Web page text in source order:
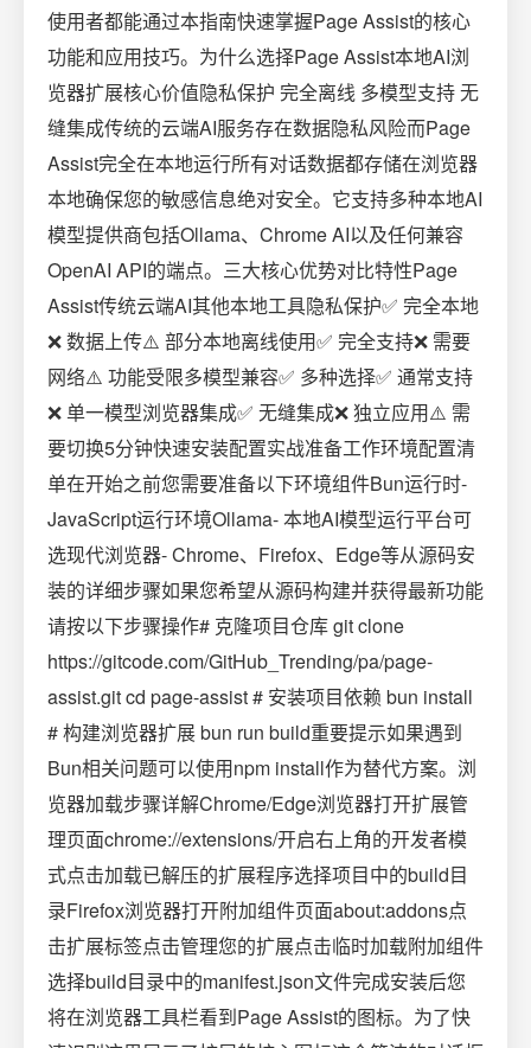
使用者都能通过本指南快速掌握Page Assist的核心
功能和应用技巧。为什么选择Page Assist本地AI浏
览器扩展核心价值隐私保护 完全离线 多模型支持 无
缝集成传统的云端AI服务存在数据隐私风险而Page
Assist完全在本地运行所有对话数据都存储在浏览器
本地确保您的敏感信息绝对安全。它支持多种本地AI
模型提供商包括Ollama、Chrome AI以及任何兼容
OpenAI API的端点。三大核心优势对比特性Page
Assist传统云端AI其他本地工具隐私保护✅ 完全本地
❌ 数据上传⚠️ 部分本地离线使用✅ 完全支持❌ 需要
网络⚠️ 功能受限多模型兼容✅ 多种选择✅ 通常支持
❌ 单一模型浏览器集成✅ 无缝集成❌ 独立应用⚠️ 需
要切换5分钟快速安装配置实战准备工作环境配置清
单在开始之前您需要准备以下环境组件Bun运行时-
JavaScript运行环境Ollama- 本地AI模型运行平台可
选现代浏览器- Chrome、Firefox、Edge等从源码安
装的详细步骤如果您希望从源码构建并获得最新功能
请按以下步骤操作# 克隆项目仓库 git clone
https://gitcode.com/GitHub_Trending/pa/page-
assist.git cd page-assist # 安装项目依赖 bun install
# 构建浏览器扩展 bun run build重要提示如果遇到
Bun相关问题可以使用npm install作为替代方案。浏
览器加载步骤详解Chrome/Edge浏览器打开扩展管
理页面chrome://extensions/开启右上角的开发者模
式点击加载已解压的扩展程序选择项目中的build目
录Firefox浏览器打开附加组件页面about:addons点
击扩展标签点击管理您的扩展点击临时加载附加组件
选择build目录中的manifest.json文件完成安装后您
将在浏览器工具栏看到Page Assist的图标。为了快